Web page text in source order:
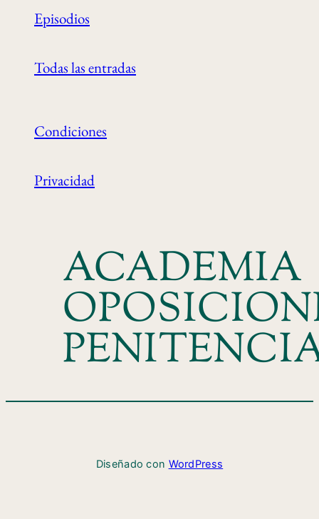
Episodios
Todas las entradas
Condiciones
Privacidad
ACADEMIA
Diseñado con WordPress